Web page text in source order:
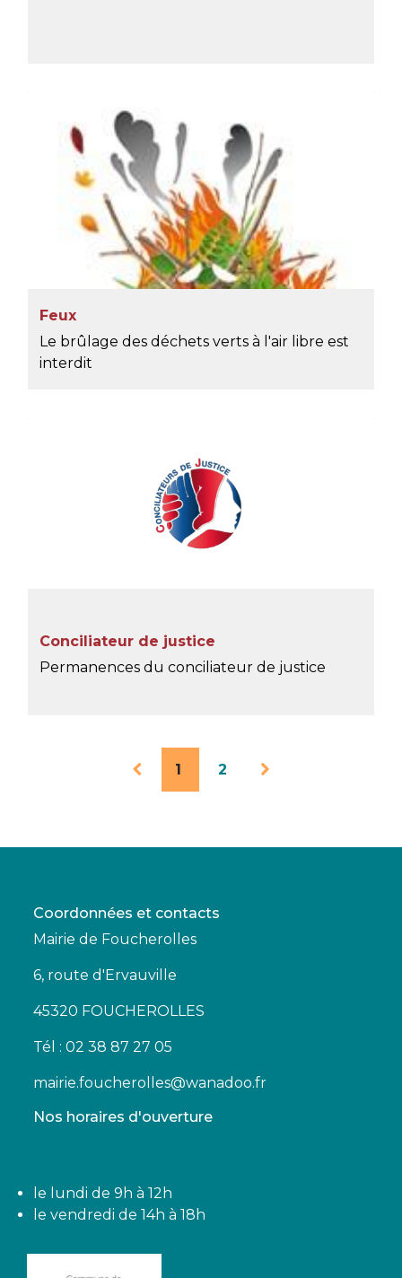
Feux
Le brûlage des déchets verts à l'air libre est
interdit
Conciliateur de justice
Permanences du conciliateur de justice
1 2
Coordonnées et contacts
Mairie de Foucherolles
6, route d'Ervauville
45320 FOUCHEROLLES
Tél : 02 38 87 27 05
mairie.foucherolles@wanadoo.fr
Nos horaires d'ouverture
le lundi de 9h à 12h
le vendredi de 14h à 18h